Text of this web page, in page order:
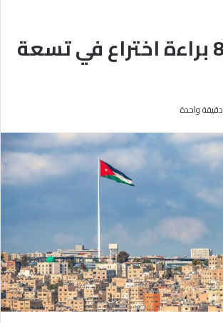
تسجيل 85 براءة اختراع في تسعة
دقيقة واحدة